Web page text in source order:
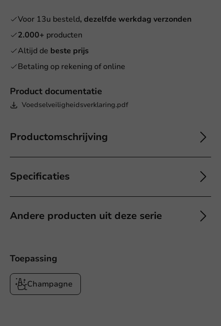
Product documentatie
Voedselveiligheidsverklaring.pdf
Productomschrijving
Specificaties
Andere producten uit deze serie
Voor 13u besteld, dezelfde werkdag verzonden
2.000+ producten
Altijd de beste prijs
Betaling op rekening of online
Toepassing
Champagne